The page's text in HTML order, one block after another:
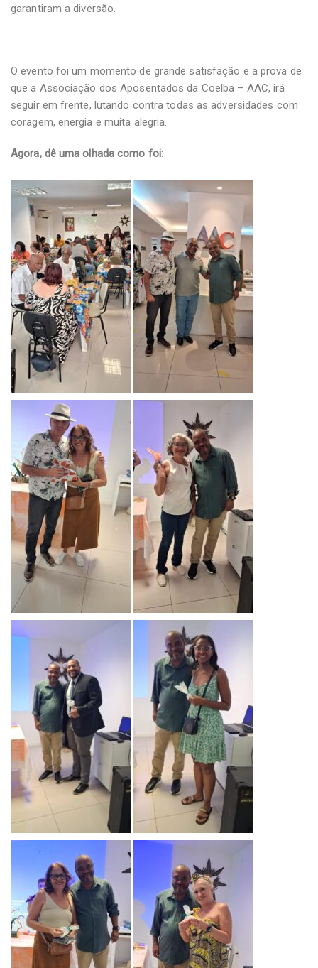
garantiram a diversão.
O evento foi um momento de grande satisfação e a prova de
que a Associação dos Aposentados da Coelba – AAC, irá
seguir em frente, lutando contra todas as adversidades com
coragem, energia e muita alegria.
Agora, dê uma olhada como foi: